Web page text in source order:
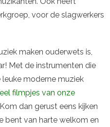
voor de slagwerkers
maken ouderwets is,
Met de instrumenten die
leuke moderne muziek
filmpjes van onze
dan gerust eens kijken
bent van harte welkom en